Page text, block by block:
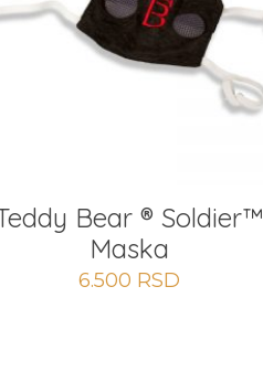
Bear ® Soldier™️
Maska
6.500 RSD